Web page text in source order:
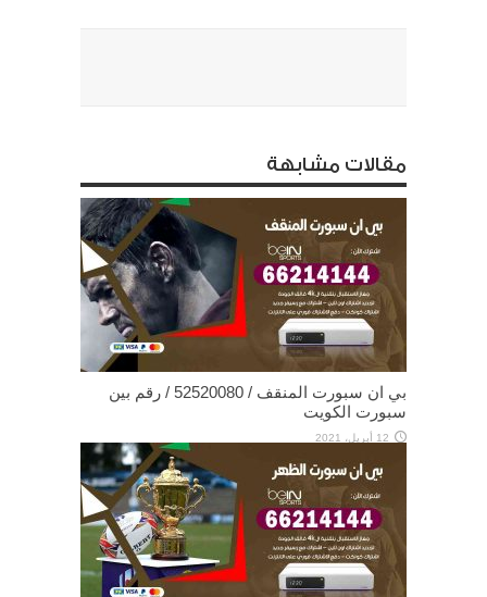
مقالات مشابهة
بي ان سبورت المنقف / 52520080 / رقم بين
سبورت الكويت
12 أبريل، 2021